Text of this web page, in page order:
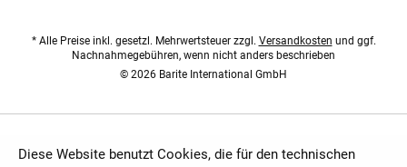
* Alle Preise inkl. gesetzl. Mehrwertsteuer zzgl. Versandkosten und ggf.
Nachnahmegebühren, wenn nicht anders beschrieben
© 2026 Barite International GmbH
Diese Website benutzt Cookies, die für den technischen